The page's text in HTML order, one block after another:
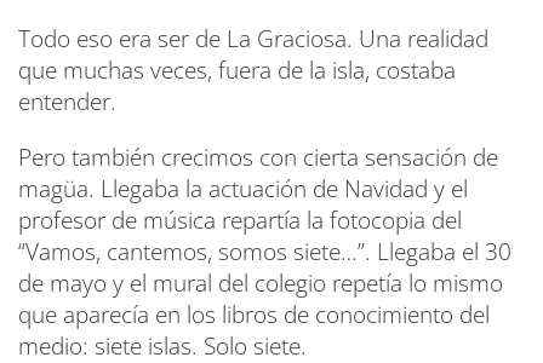
Todo eso era ser de La Graciosa. Una realidad
que muchas veces, fuera de la isla, costaba
entender.
Pero también crecimos con cierta sensación de
magüa. Llegaba la actuación de Navidad y el
profesor de música repartía la fotocopia del
“Vamos, cantemos, somos siete…”. Llegaba el 30
de mayo y el mural del colegio repetía lo mismo
que aparecía en los libros de conocimiento del
medio: siete islas. Solo siete.